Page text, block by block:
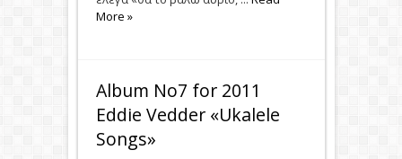
More »
Album Νο7 for 2011
Eddie Vedder «Ukalele
Songs»